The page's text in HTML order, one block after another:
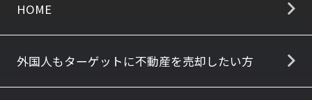
HOME
外国人もターゲットに不動産を売却したい方